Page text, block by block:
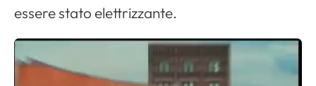
essere stato elettrizzante.
V
i